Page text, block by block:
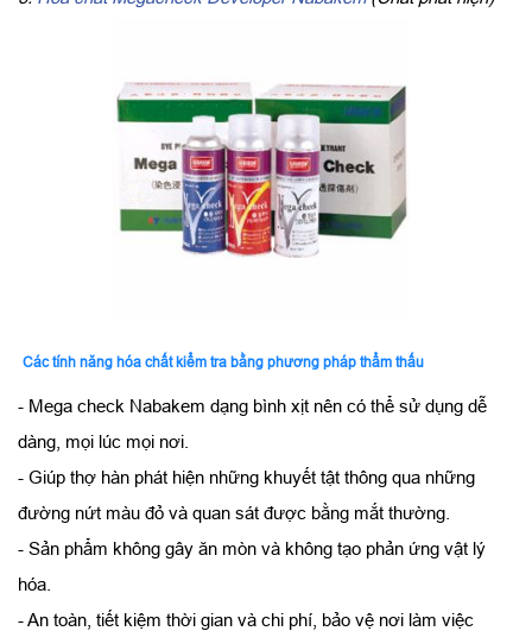
Các tính năng hóa chất kiểm tra bằng phương pháp thẩm thấu
- Mega check Nabakem dạng bình xịt nên có thể sử dụng dễ
dàng, mọi lúc mọi nơi.
- Giúp thợ hàn phát hiện những khuyết tật thông qua những
đường nứt màu đỏ và quan sát được bằng mắt thường.
- Sản phẩm không gây ăn mòn và không tạo phản ứng vật lý
hóa.
- An toàn, tiết kiệm thời gian và chi phí, bảo vệ nơi làm việc